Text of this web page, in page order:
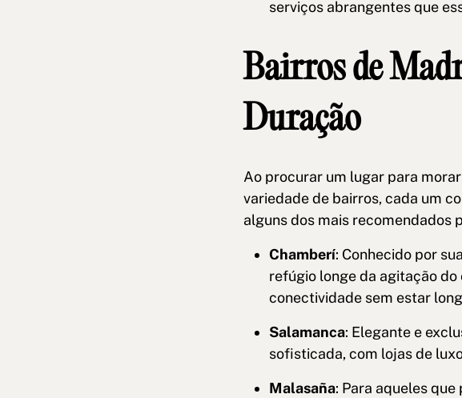
serviços abrangentes que
Bairros de
Duração
Ao procurar um lugar para
variedade de bairros, cada um
alguns dos mais recomendados
Chamberí: Conhecido por
refúgio longe da agitação
conectividade sem estar
Salamanca: Elegante e
sofisticada, com lojas de
Malasaña: Para aqueles